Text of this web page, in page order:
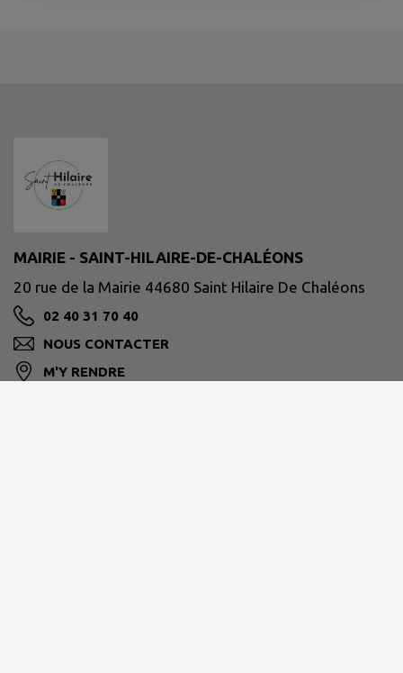
MAIRIE - SAINT-HILAIRE-DE-CHALÉONS
20 rue de la Mairie 44680 Saint Hilaire De Chaléons
02 40 31 70 40
NOUS CONTACTER
M'Y RENDRE